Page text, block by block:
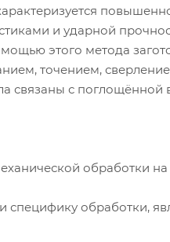
и ударной
этого метода
точением,
связаны с поглощённой
обработки
обработки,